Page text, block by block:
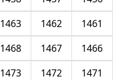
1461
1462
1463
1466
1467
1468
1471
1472
1473